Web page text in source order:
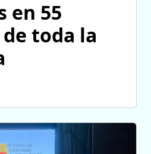
en 55
toda la